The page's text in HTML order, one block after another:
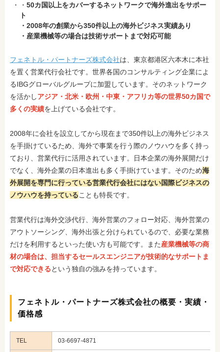
・ 50カ国以上をカバーするネットワークで海外進出をサポー
ト
・2008年の創業から350件以上の海外ビジネス実績あり
・産業機械等の場合は技術サポートまで対応可能
フェネトル・パートナーズ株式会社は、東京都港区六本木に本社
を置く営業代行会社です。世界各国のコンサルティング企業によ
るIBGグローバルグループに加盟しています。そのネットワーク
を活かしアジア・北米・欧州・中東・アフリカ等の世界50カ国で
多くの実績を上げている会社です。
2008年に会社を設立してから現在まで350件以上の海外ビジネス
を手掛けているため、海外で事業を行う際のノウハウを多く持っ
ており、営業代行に活用されています。日本企業の海外展開だけ
でなく、海外企業の日本進出も多く手掛けています。そのため海
外展開を専門に行っている営業代行会社にはない国際ビジネスの
ノウハウを持っていることも特長です。
営業代行は海外交渉代行、海外営業のフォロー対応、海外営業の
アウトソーシング、海外出張と分けられているので、必要な業務
だけを利用するといった使い方も可能です。また産業機械等の商
材の場合は、担当するセールスエンジニアが技術的なサポートま
で対応できるという独自の強みを持っています。
フェネトル・パートナーズ株式会社の概要・実績・
価格感
TEL 03-6697-4871